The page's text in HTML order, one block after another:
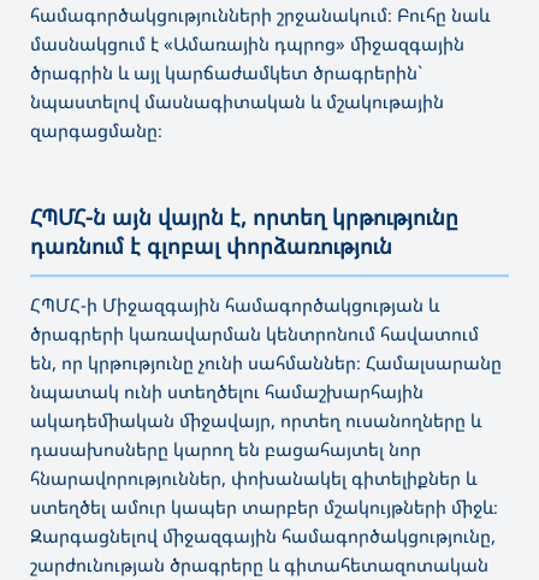
համագործակցությունների շրջանակում։ Բուհը նաև
մասնակցում է «Ամառային դպրոց» միջազգային
ծրագրին և այլ կարճաժամկետ ծրագրերին`
նպաստելով մասնագիտական և մշակութային
զարգացմանը։
ՀՊՄՀ-ն այն վայրն է, որտեղ կրթությունը
դառնում է գլոբալ փորձառություն
ՀՊՄՀ-ի Միջազգային համագործակցության և
ծրագրերի կառավարման կենտրոնում հավատում
են, որ կրթությունը չունի սահմաններ։ Համալսարանը
նպատակ ունի ստեղծելու համաշխարհային
ակադեմիական միջավայր, որտեղ ուսանողները և
դասախոսները կարող են բացահայտել նոր
հնարավորություններ, փոխանակել գիտելիքներ և
ստեղծել ամուր կապեր տարբեր մշակույթների միջև։
Զարգացնելով միջազգային համագործակցությունը,
շարժունության ծրագրերը և գիտահետազոտական